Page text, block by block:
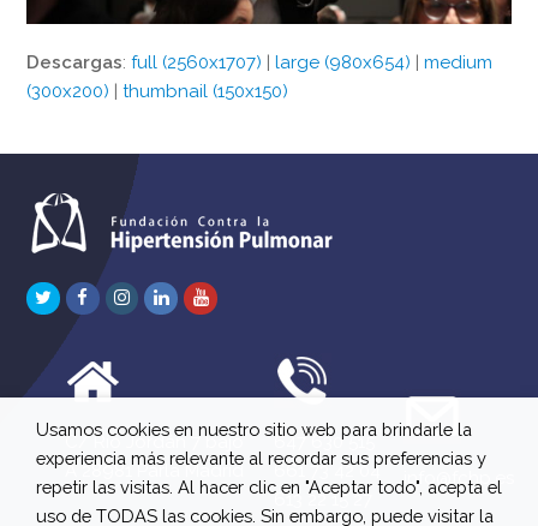
Descargas:full (2560x1707) |large (980x654) |medium
(300x200) |thumbnail (150x150)
TwitterFacebook
Instagram
LinkedInYoutube
C/ Río Jordán 7 bajo
A 28981 Parla Madrid
647 630 515
661 73 42 04
613 22 15 27
info@fchp.es
Usamos cookies en nuestro sitio web para brindarle la
experiencia más relevante al recordar sus preferencias y
repetir las visitas. Al hacer clic en "Aceptar todo", acepta el
uso de TODAS las cookies. Sin embargo, puede visitar la